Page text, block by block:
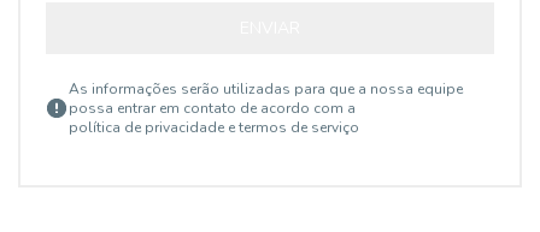
As informações serão utilizadas para que a nossa equipe
possa entrar em contato de acordo com a
política de privacidade e termos de serviço